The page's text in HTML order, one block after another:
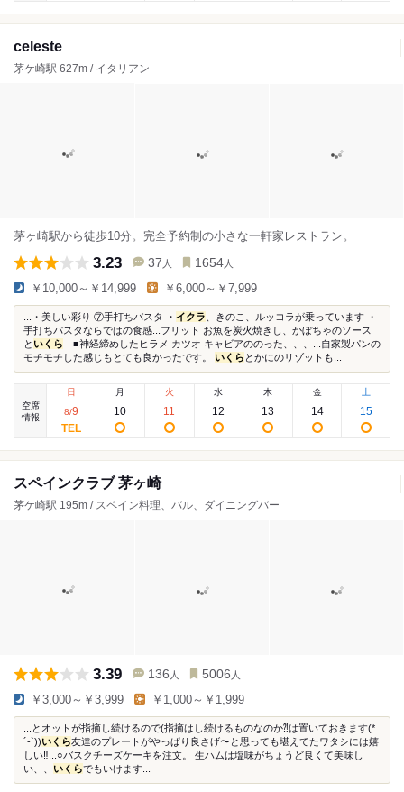
celeste
茅ケ崎駅 627m / イタリアン
茅ヶ崎駅から徒歩10分。完全予約制の小さな一軒家レストラン。
3.23 37 人 1654 人
￥10,000～￥14,999 ￥6,000～￥7,999
...・美しい彩り ⑦手打ちパスタ ・ イクラ 、きのこ、ルッコラが乗っています ・
手打ちパスタならではの食感...フリット お魚を炭火焼きし、かぼちゃのソース
と いくら ■神経締めしたヒラメ カツオ キャビアののった、、、...自家製パンの
モチモチした感じもとても良かったです。 いくら とかにのリゾットも...
空席
情報
日
8/9
月
10
火
11
水
12
木
13
金
14
土
15
スペインクラブ 茅ヶ崎
茅ケ崎駅 195m / スペイン料理、バル、ダイニングバー
3.39 136 人 5006 人
￥3,000～￥3,999 ￥1,000～￥1,999
...とオットが指摘し続けるので(指摘はし続けるものなのか⁈は置いておきます(*
´-`))いくら友達のプレートがやっぱり良さげ〜と思っても堪えてたワタシには嬉
しい‼︎...○バスクチーズケーキを注文。 生ハムは塩味がちょうど良くて美味し
い、、 いくらでもいけます...